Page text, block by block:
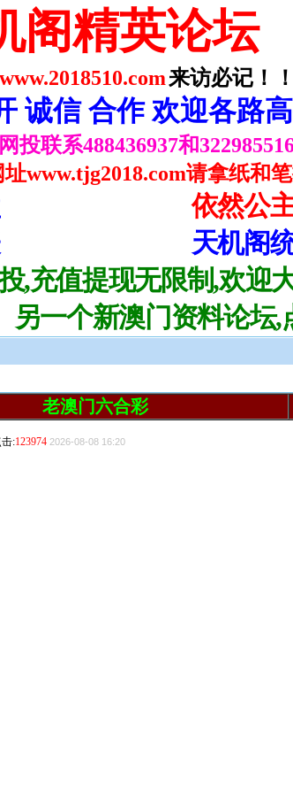
阁精英论坛
www.2018510.com来访必记！
诚信 合作 欢迎各路
投联系488436937和
www.tjg2018.com请拿纸和
依然公
天机阁
,充值提现无限制,欢迎
另一个新澳门资料论坛,
老澳门六合彩
:123974 2026-08-08 16:20